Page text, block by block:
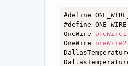
myOLED.update();
delay(100);
}
#define
#define
OneWire oneWire1
OneWire oneWire2